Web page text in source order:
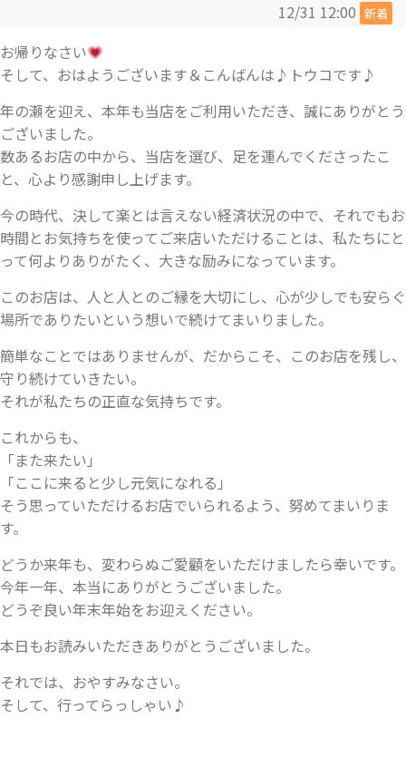
12/31 12:00 新着
お帰りなさい
そして、おはようございます＆こんばんは♪トウコです♪
年の瀬を迎え、本年も当店をご利用いただき、誠にありがとう
ございました。
数あるお店の中から、当店を選び、足を運んでくださったこ
と、心より感謝申し上げます。
今の時代、決して楽とは言えない経済状況の中で、それでもお
時間とお気持ちを使ってご来店いただけることは、私たちにと
って何よりありがたく、大きな励みになっています。
このお店は、人と人とのご縁を大切にし、心が少しでも安らぐ
場所でありたいという想いで続けてまいりました。
簡単なことではありませんが、だからこそ、このお店を残し、
守り続けていきたい。
それが私たちの正直な気持ちです。
これからも、
「また来たい」
「ここに来ると少し元気になれる」
そう思っていただけるお店でいられるよう、努めてまいりま
す。
どうか来年も、変わらぬご愛顧をいただけましたら幸いです。
今年一年、本当にありがとうございました。
どうぞ良い年末年始をお迎えください。
本日もお読みいただきありがとうございました。
それでは、おやすみなさい。
そして、行ってらっしゃい♪